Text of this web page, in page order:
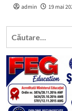
admin 19 mai
Caută